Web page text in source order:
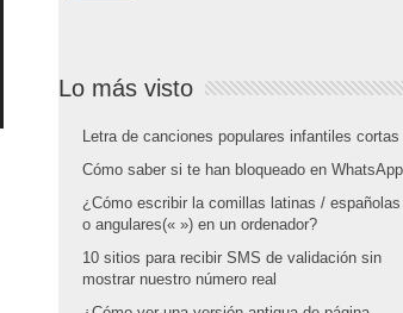
Lo más visto
Letra de canciones populares infantiles cortas
Cómo saber si te han bloqueado en WhatsApp
¿Cómo escribir la comillas latinas / españolas
o angulares(« ») en un ordenador?
10 sitios para recibir SMS de validación sin
mostrar nuestro número real